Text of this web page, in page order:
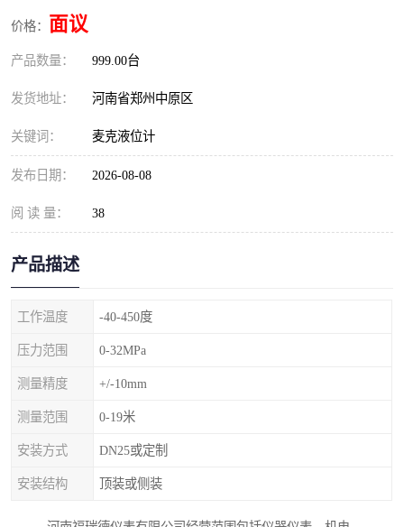
价格： 面议
产品数量： 999.00台
发货地址： 河南省郑州中原区
关键词： 麦克液位计
发布日期： 2026-08-08
阅 读 量： 38
产品描述
工作温度 -40-450度
压力范围 0-32MPa
测量精度 +/-10mm
测量范围 0-19米
安装方式 DN25或定制
安装结构 顶装或侧装